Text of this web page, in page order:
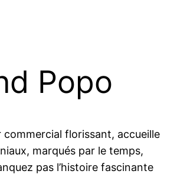
Popo
florissant, accueille
marqués par le temps,
pas l’histoire fascinante